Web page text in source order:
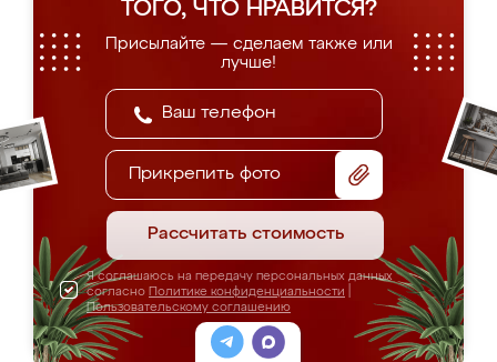
ТОГО, ЧТО НРАВИТСЯ?
Присылайте — сделаем также или
лучше!
Прикрепить фото
Рассчитать стоимость
Я соглашаюсь на передачу персональных данных
согласно Политике конфиденциальности
Пользовательскому соглашению